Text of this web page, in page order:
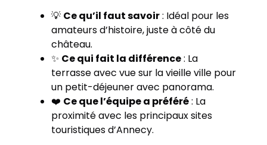
💡 Ce qu’il faut savoir: Idéal pour les
amateurs d’histoire, juste à côté du
château.
✨ Ce qui fait la différence: La
terrasse avec vue sur la vieille ville pour
un petit-déjeuner avec panorama.
❤️ Ce que l’équipe a préféré: La
proximité avec les principaux sites
touristiques d’Annecy.